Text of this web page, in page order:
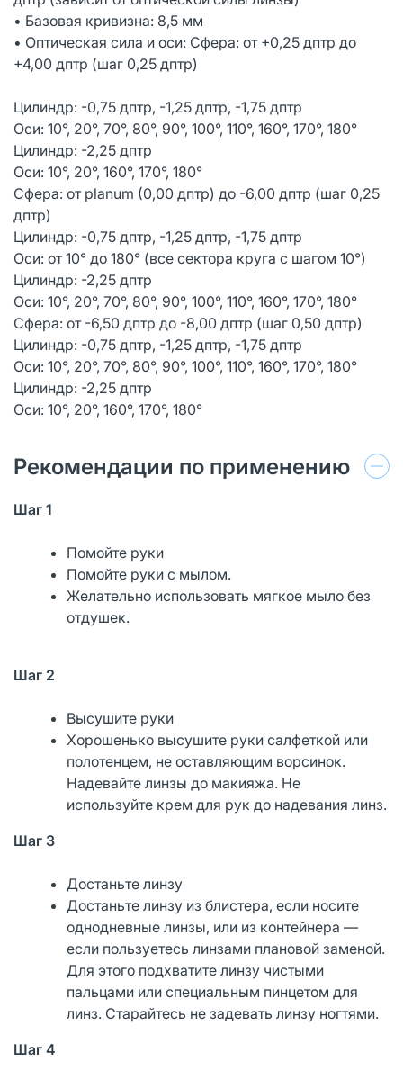
• Базовая кривизна: 8,5 мм
• Оптическая сила и оси: Сфера: от +0,25 дптр до
+4,00 дптр (шаг 0,25 дптр)
Цилиндр: -0,75 дптр, -1,25 дптр, -1,75 дптр
Оси: 10°, 20°, 70°, 80°, 90°, 100°, 110°, 160°, 170°, 180°
Цилиндр: -2,25 дптр
Оси: 10°, 20°, 160°, 170°, 180°
Сфера: от planum (0,00 дптр) до -6,00 дптр (шаг 0,25
дптр)
Цилиндр: -0,75 дптр, -1,25 дптр, -1,75 дптр
Оси: от 10° до 180° (все сектора круга с шагом 10°)
Цилиндр: -2,25 дптр
Оси: 10°, 20°, 70°, 80°, 90°, 100°, 110°, 160°, 170°, 180°
Сфера: от -6,50 дптр до -8,00 дптр (шаг 0,50 дптр)
Цилиндр: -0,75 дптр, -1,25 дптр, -1,75 дптр
Оси: 10°, 20°, 70°, 80°, 90°, 100°, 110°, 160°, 170°, 180°
Цилиндр: -2,25 дптр
Оси: 10°, 20°, 160°, 170°, 180°
Рекомендации по применению
Шаг 1
Помойте руки
Помойте руки с мылом.
Желательно использовать мягкое мыло без
отдушек.
Шаг 2
Высушите руки
Хорошенько высушите руки салфеткой или
полотенцем, не оставляющим ворсинок.
Надевайте линзы до макияжа. Не
используйте крем для рук до надевания линз.
Шаг 3
Достаньте линзу
Достаньте линзу из блистера, если носите
однодневные линзы, или из контейнера —
если пользуетесь линзами плановой заменой.
Для этого подхватите линзу чистыми
пальцами или специальным пинцетом для
линз. Старайтесь не задевать линзу ногтями.
Шаг 4